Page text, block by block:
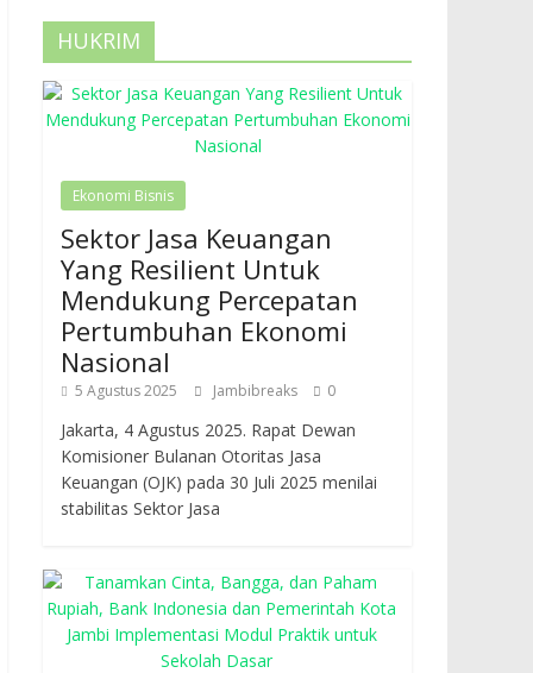
HUKRIM
Ekonomi Bisnis
Sektor Jasa Keuangan
Yang Resilient Untuk
Mendukung Percepatan
Pertumbuhan Ekonomi
Nasional
5 Agustus 2025 Jambibreaks 0
Jakarta, 4 Agustus 2025. Rapat Dewan
Komisioner Bulanan Otoritas Jasa
Keuangan (OJK) pada 30 Juli 2025 menilai
stabilitas Sektor Jasa